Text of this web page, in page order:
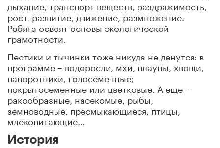
дыхание, транспорт веществ, раздражимость,
рост, развитие, движение, размножение.
Ребята освоят основы экологической
грамотности.
Пестики и тычинки тоже никуда не денутся: в
программе – водоросли, мхи, плауны, хвощи,
папоротники, голосеменные;
покрытосеменные или цветковые. А еще –
ракообразные, насекомые, рыбы,
земноводные, пресмыкающиеся, птицы,
млекопитающие...
История